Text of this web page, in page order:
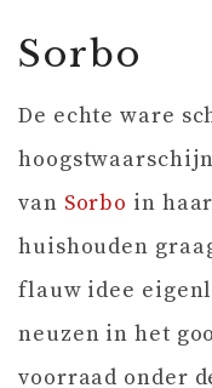
Sorbo
De echte ware
van Sorbo in
huishouden
flauw idee
neuzen in het
voorraad onder